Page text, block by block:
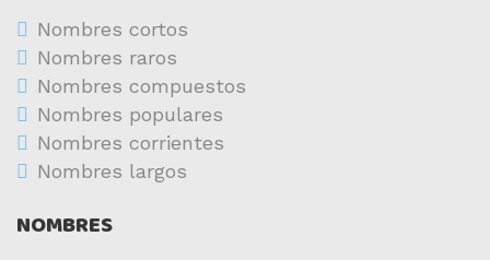
Nombres cortos
Nombres raros
Nombres compuestos
Nombres populares
Nombres corrientes
Nombres largos
NOMBRES